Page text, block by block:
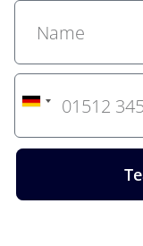
G
r
m